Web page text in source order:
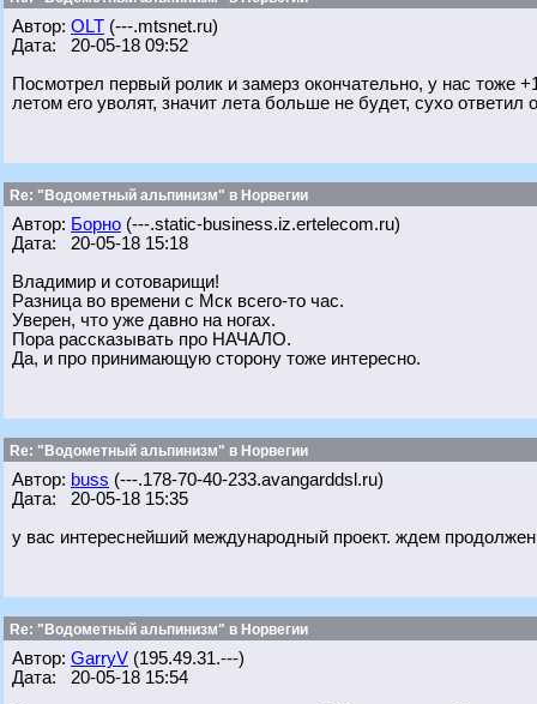
Автор: OLT (---.mtsnet.ru)
Дата: 20-05-18 09:52
Посмотрел первый ролик и замерз окончательно, у нас тоже
летом его уволят, значит лета больше не будет, сухо ответил
Re: "Водометный альпинизм" в Норвегии
Автор: Борно (---.static-business.iz.ertelecom.ru)
Дата: 20-05-18 15:18
Владимир и сотоварищи!
Разница во времени с Мск всего-то час.
Уверен, что уже давно на ногах.
Пора рассказывать про НАЧАЛО.
Да, и про принимающую сторону тоже интересно.
Re: "Водометный альпинизм" в Норвегии
Автор: buss (---.178-70-40-233.avangarddsl.ru)
Дата: 20-05-18 15:35
у вас интереснейший международный проект. ждем
Re: "Водометный альпинизм" в Норвегии
Автор: GarryV (195.49.31.---)
Дата: 20-05-18 15:54